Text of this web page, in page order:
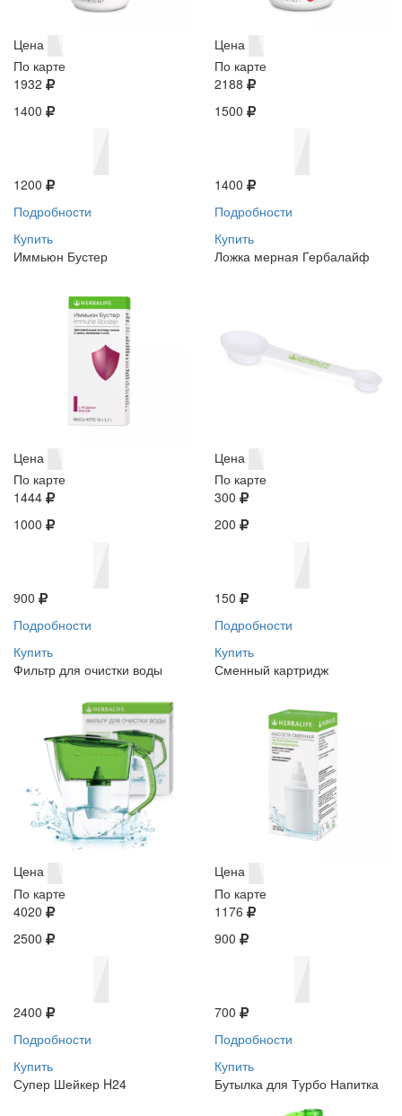
Цена
По карте
1932
1400
1200
Подробности
Купить
Цена
По карте
2188
1500
1400
Подробности
Купить
Иммьюн Бустер
Цена
По карте
1444
1000
900
Подробности
Купить
Ложка мерная Гербалайф
Цена
По карте
300
200
150
Подробности
Купить
Фильтр для очистки воды
Цена
По карте
4020
2500
2400
Подробности
Купить
Сменный картридж
Цена
По карте
1176
900
700
Подробности
Купить
Супер Шейкер H24
Бутылка для Турбо Напитка